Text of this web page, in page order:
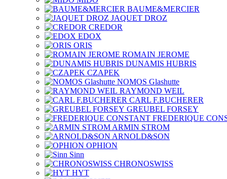
BAUME&MERCIER
JAQUET DROZ
CREDOR
EDOX
ORIS
ROMAIN JEROME
DUNAMIS HUBRIS
CZAPEK
NOMOS Glashutte
RAYMOND WEIL
CARL F.BUCHERER
GREUBEL FORSEY
FREDERIQUE
ARMIN STROM
ARNOLD&SON
OPHION
Sinn
CHRONOSWISS
HYT